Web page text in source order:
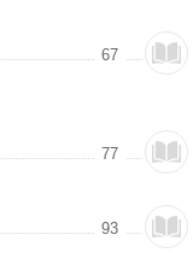
67
77
93